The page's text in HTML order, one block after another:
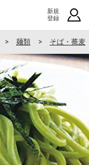
新規
登録
麺類 そば・蕎麦